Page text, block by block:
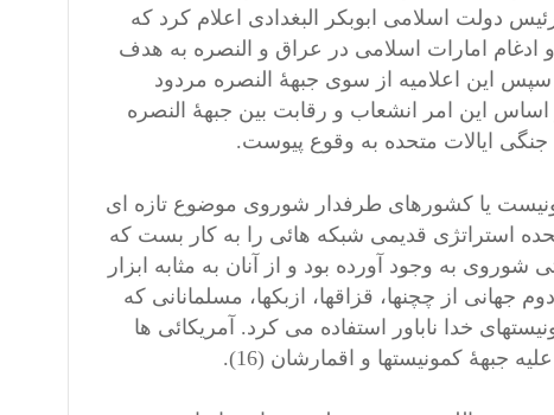
تشکیل دولت اسلامی در عراق انجامید. در 9 آوریل 2013، رئیس دولت اسلامی ابوبکر البغدادی اعلام کرد که
امارات اسلامی در عراق و النصره به هدف
دولت اسلامی در عراق و سوریه انجام گرفته است (15). سپس این اعلامیه از سوی جبهۀ النصره مردود
اساس این امر انشعاب و رقابت بین جبهۀ النصره
ایالات متحده به وقوع پیوست.
یا کشورهای طرفدار شوروی موضوع تازه ای
استراتژی قدیمی شبکه هائی را به کار بست که
به وجود آورده بود و از آنان به مثابه ابزار
از چچنها، قزاقها، ازبکها، مسلمانانی که
خدا ناباور استفاده می کرد. آمریکائی ها
جبهۀ کمونیستها و اقمارشان (16).